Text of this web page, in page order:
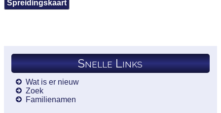
Spreidingskaart
Snelle Links
Wat is er nieuw
Zoek
Familienamen